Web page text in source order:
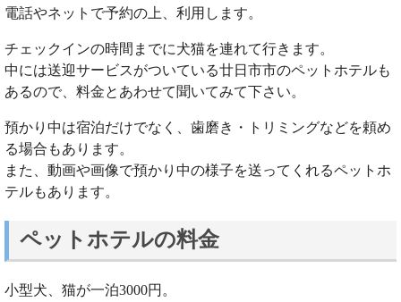
電話やネットで予約の上、利用します。
チェックインの時間までに犬猫を連れて行きます。
中には送迎サービスがついている廿日市市のペットホテルも
あるので、料金とあわせて聞いてみて下さい。
預かり中は宿泊だけでなく、歯磨き・トリミングなどを頼め
る場合もあります。
また、動画や画像で預かり中の様子を送ってくれるペットホ
テルもあります。
ペットホテルの料金
小型犬、猫が一泊3000円。